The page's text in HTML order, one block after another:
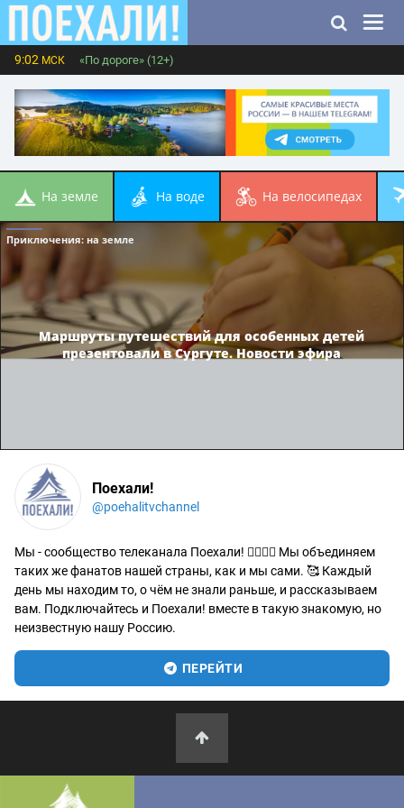
9:02 МСК «По дороге» (12+)
на земле на воде на велосипедах
Приключения: на земле
Маршруты путешествий для особенных детей
презентовали в Сургуте. Новости эфира
Поехали!
@poehalitvchannel
Мы - сообщество телеканала Поехали! 🙋‍♂️🙋‍♀️ Мы объединяем
таких же фанатов нашей страны, как и мы сами. 🥰 Каждый
день мы находим то, о чём не знали раньше, и рассказываем
вам. Подключайтесь и Поехали! вместе в такую знакомую, но
неизвестную нашу Россию.
ПЕРЕЙТИ